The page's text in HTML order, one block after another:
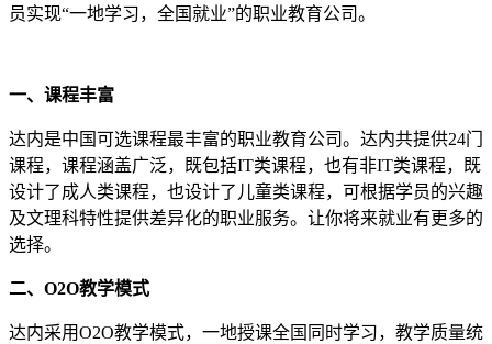
员实现“一地学习，全国就业”的职业教育公司。
一、课程丰富
达内是中国可选课程最丰富的职业教育公司。达内共提供24门
课程，课程涵盖广泛，既包括IT类课程，也有非IT类课程，既
设计了成人类课程，也设计了儿童类课程，可根据学员的兴趣
及文理科特性提供差异化的职业服务。让你将来就业有更多的
选择。
二、O2O教学模式
达内采用O2O教学模式，一地授课全国同时学习，教学质量统